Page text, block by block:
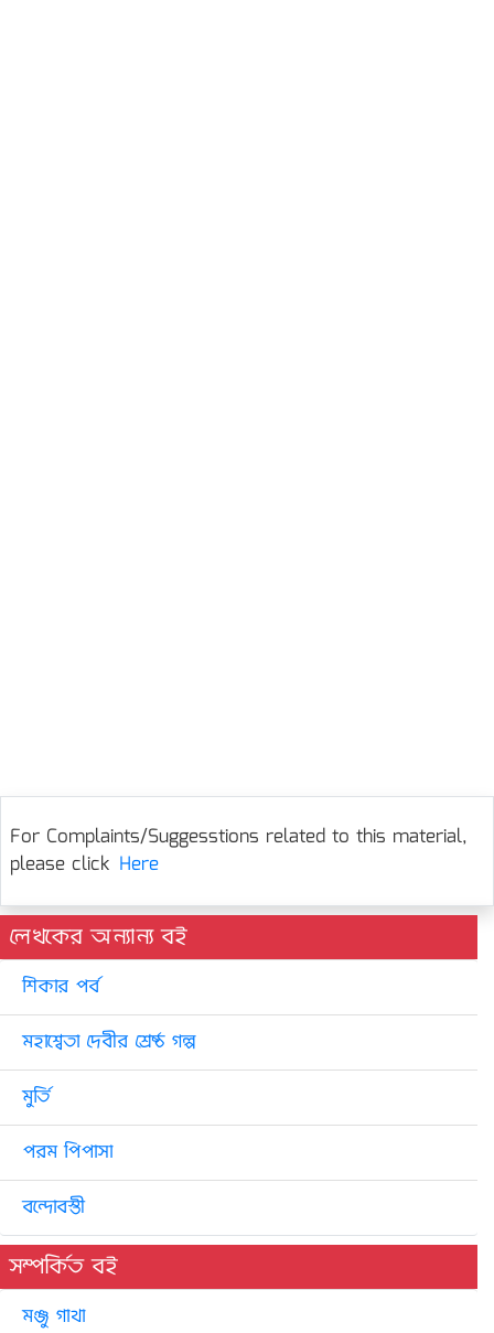
For Complaints/Suggesstions related to this material,
please click Here
লেখকের অন্যান্য বই
শিকার পর্ব
মহাশ্বেতা দেবীর শ্রেষ্ঠ গল্প
মুর্তি
পরম পিপাসা
বন্দোবস্তী
সম্পর্কিত বই
মঞ্জু গাথা